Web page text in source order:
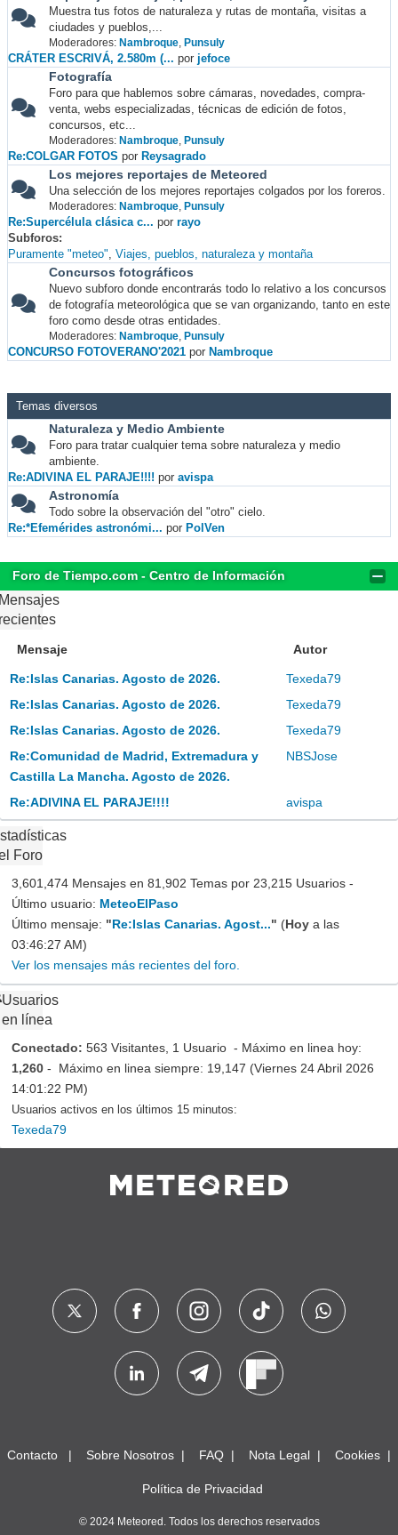
Muestra tus fotos de naturaleza y rutas de montaña, visitas a
ciudades y pueblos,...
Moderadores: Nambroque, Punsuly
CRÁTER ESCRIVÁ, 2.580m (... por jefoce
Fotografía
Foro para que hablemos sobre cámaras, novedades, compra-
venta, webs especializadas, técnicas de edición de fotos,
concursos, etc...
Moderadores: Nambroque, Punsuly
Re:COLGAR FOTOS por Reysagrado
Los mejores reportajes de Meteored
Una selección de los mejores reportajes colgados por los foreros.
Moderadores: Nambroque, Punsuly
Re:Supercélula clásica c... por rayo
Subforos
Puramente "meteo" Viajes, pueblos, naturaleza y montaña
Concursos fotográficos
Nuevo subforo donde encontrarás todo lo relativo a los concursos
de fotografía meteorológica que se van organizando, tanto en este
foro como desde otras entidades.
Moderadores: Nambroque, Punsuly
CONCURSO FOTOVERANO'2021 por Nambroque
Temas diversos
Naturaleza y Medio Ambiente
Foro para tratar cualquier tema sobre naturaleza y medio
ambiente.
Re:ADIVINA EL PARAJE!!!! por avispa
Astronomía
Todo sobre la observación del "otro" cielo.
Re:*Efemérides astronómi... por PolVen
Foro de Tiempo.com - Centro de Información
Mensaje Autor
Re:Islas Canarias. Agosto de 2026.
Texeda79
Re:Islas Canarias. Agosto de 2026.
Texeda79
Re:Islas Canarias. Agosto de 2026.
Texeda79
Re:Comunidad de Madrid, Extremadura y
Castilla La Mancha. Agosto de 2026.
NBSJose
Re:ADIVINA EL PARAJE!!!! avispa
Foro
3,601,474 Mensajes en 81,902 Temas por 23,215 Usuarios -
Último usuario: MeteoElPaso
Último mensaje: "Re:Islas Canarias. Agost..." (Hoy a las
03:46:27 AM)
Ver los mensajes más recientes del foro.
Usuarios
en línea
Conectado: 563 Visitantes, 1 Usuario - Máximo en linea hoy:
1,260 - Máximo en linea siempre: 19,147 (Viernes 24 Abril 2026
14:01:22 PM)
Usuarios activos en los últimos 15 minutos:
Texeda79
Contacto Sobre Nosotros FAQ Nota Legal Cookies
Política de Privacidad
© 2024 Meteored. Todos los derechos reservados